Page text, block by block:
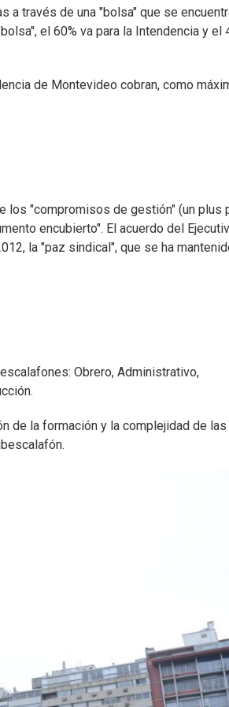
a través de una "bolsa" que se
el 60% va para la Intendencia y el
de Montevideo cobran, como
los "compromisos de gestión" (un plus
encubierto". El acuerdo del
la "paz sindical", que se ha
Obrero, Administrativo,
de la formación y la complejidad de las